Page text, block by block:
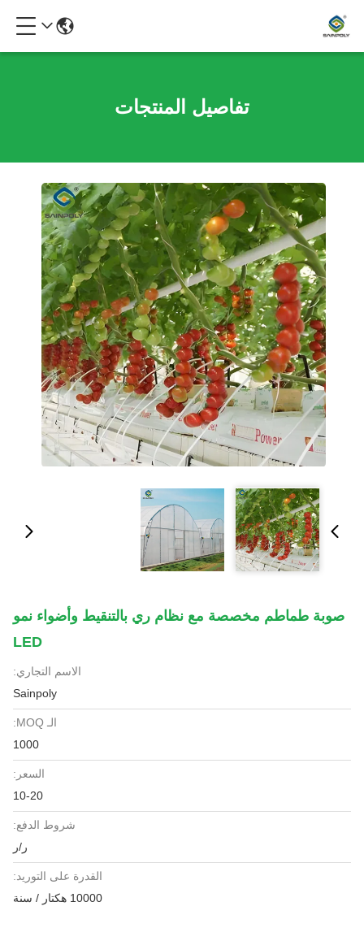
تفاصيل المنتجات
صوبة طماطم مخصصة مع نظام ري بالتنقيط وأضواء نمو
LED
الاسم التجاري:
Sainpoly
الـ MOQ:
1000
السعر:
10-20
شروط الدفع:
ر/ر
القدرة على التوريد:
10000 هكتار / سنة